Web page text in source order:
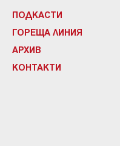
ПОДКАСТИ
ГОРЕЩА ЛИНИЯ
АРХИВ
КОНТАКТИ